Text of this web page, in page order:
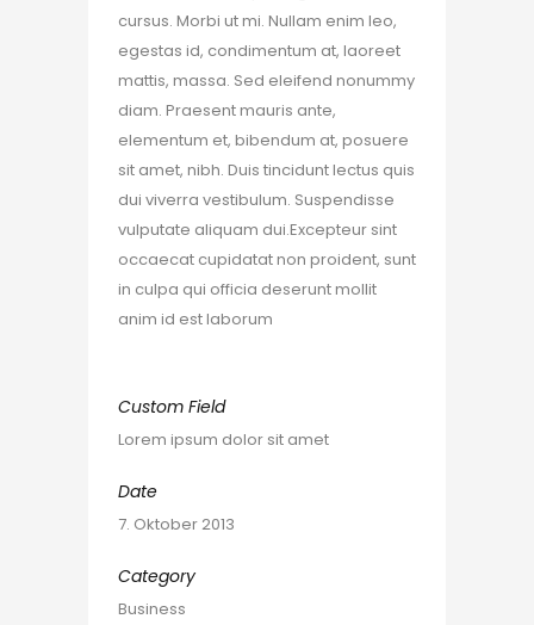
cursus. Morbi ut mi. Nullam enim leo,
egestas id, condimentum at, laoreet
mattis, massa. Sed eleifend nonummy
diam. Praesent mauris ante,
elementum et, bibendum at, posuere
sit amet, nibh. Duis tincidunt lectus quis
dui viverra vestibulum. Suspendisse
vulputate aliquam dui.Excepteur sint
occaecat cupidatat non proident, sunt
in culpa qui officia deserunt mollit
anim id est laborum
Custom Field
Lorem ipsum dolor sit amet
Date
7. Oktober 2013
Category
Business